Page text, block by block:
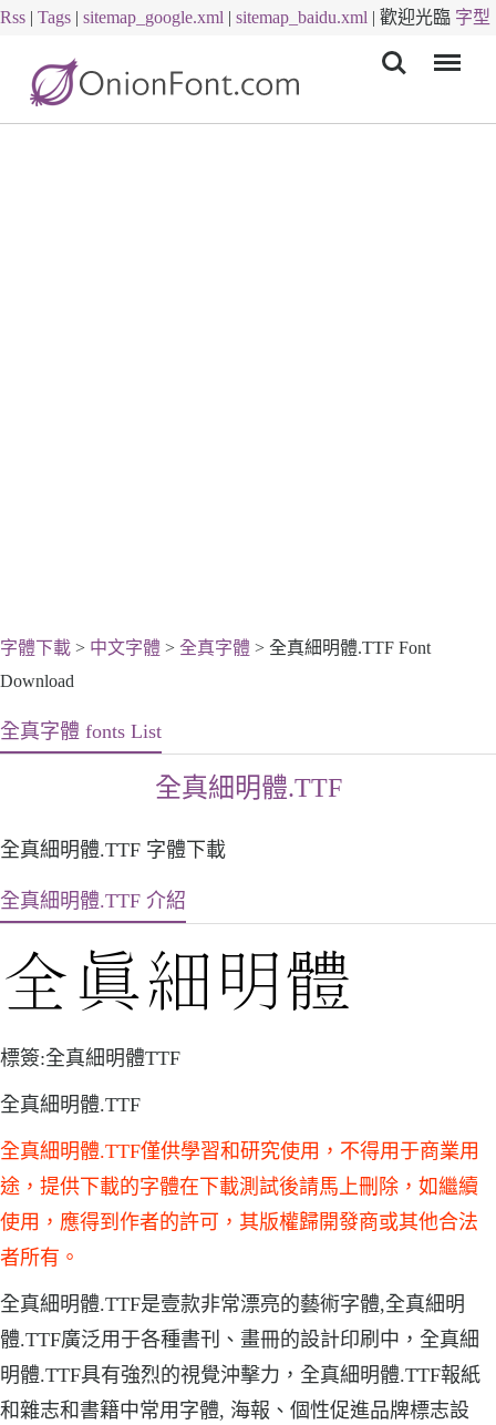
Rss | Tags | sitemap_google.xml | sitemap_baidu.xml | 歡迎光臨 字型
字體下載 > 中文字體 > 全真字體 > 全真細明體.TTF Font
Download
全真字體 fonts List
全真細明體.TTF
全真細明體.TTF 字體下載
全真細明體.TTF 介紹
標簽:全真細明體TTF
全真細明體.TTF
全真細明體.TTF僅供學習和研究使用，不得用于商業用
途，提供下載的字體在下載測試後請馬上刪除，如繼續
使用，應得到作者的許可，其版權歸開發商或其他合法
者所有。
全真細明體.TTF是壹款非常漂亮的藝術字體,全真細明
體.TTF廣泛用于各種書刊、畫冊的設計印刷中，全真細
明體.TTF具有強烈的視覺沖擊力，全真細明體.TTF報紙
和雜志和書籍中常用字體, 海報、個性促進品牌標志設